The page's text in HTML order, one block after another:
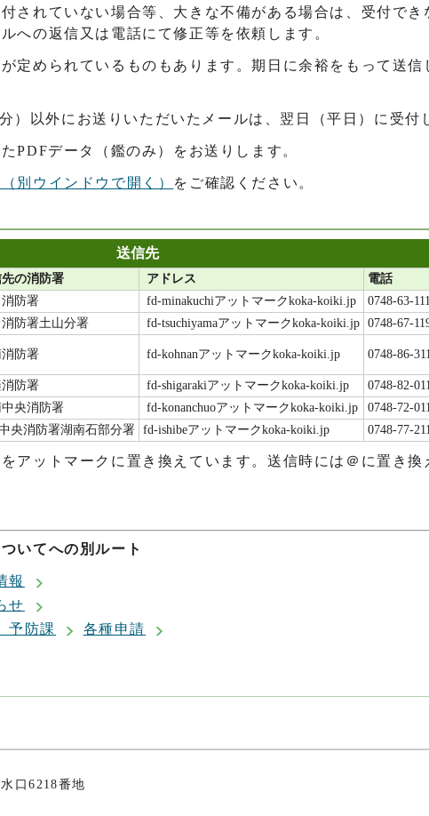
されていない場合等、大きな不備がある場合は、受付でき
への返信又は電話にて修正等を依頼します。
定められているものもあります。期日に余裕をもって送信
）以外にお送りいただいたメールは、翌日（平日）に受付
PDFデータ（鑑のみ）をお送りします。
（別ウインドウで開く） をご確認ください。
送信先
の消防署 アドレス
電話
防署 fd-minakuchiアットマークkoka-koiki.jp
0748-63-
防署土山分署 fd-tsuchiyamaアットマークkoka-koiki.jp
0748-67-
防署 fd-kohnanアットマークkoka-koiki.jp 0748-86-
防署 fd-shigarakiアットマークkoka-koiki.jp
0748-82-
央消防署 fd-konanchuoアットマークkoka-koiki.jp
0748-72-
央消防署湖南石部分署 fd-ishibeアットマークkoka-koiki.jp 0748-77-
アットマークに置き換えています。送信時には＠に置き換
いてへの別ルート
報
せ
防課 各種申請
口6218番地